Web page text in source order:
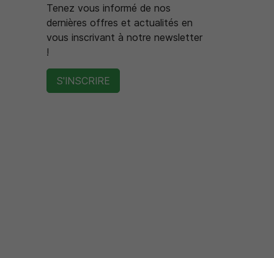
Tenez vous informé de nos
dernières offres et actualités en
vous inscrivant à notre newsletter
!
S'INSCRIRE